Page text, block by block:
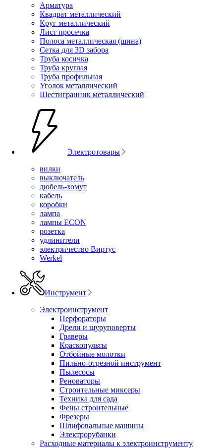
Арматура
Квадрат металлический
Круг металлический
Лист просечка
Полоса металлическая (шина)
Сетка для 3D забора
Труба косичка
Труба круглая
Труба профильная
Уголок металлический
Шестигранник металлический
Электротовары
вилки
выключатель
дюбель-хомут
кабель
коробки
лампа
лампы ECON
розетка
удлинители
электричество Виртус
Werkel
Инструмент
Электроинструмент
Перфораторы
Дрели и шуруповерты
Граверы
Краскопульты
Отбойные молотки
Пильно-отрезной инструмент
Пылесосы
Реноваторы
Строительные миксеры
Техника для сада
Фены строительные
Фрезеры
Шлифовальные машины
Электрорубанки
Расходные материалы к электроинструменту